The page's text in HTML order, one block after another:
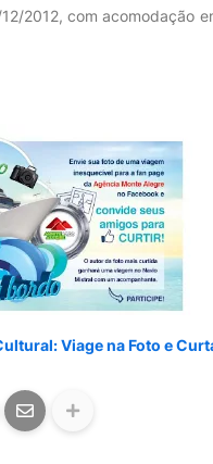
2012, com acomodação
Viage na Foto e